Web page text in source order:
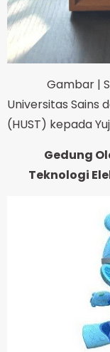
Gambar |
Universitas Sains
(HUST) kepada
Gedung
Teknologi